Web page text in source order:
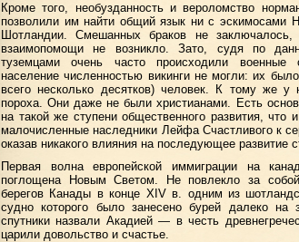
Кроме того, необузданность и вероломство
позволили им найти общий язык ни с эскимосами
Шотландии. Смешанных браков не
взаимопомощи не возникло. Зато, судя по
туземцами очень часто происходили военные
население численностью викинги не могли: их
всего несколько десятков) человек. К тому же у
пороха. Они даже не были христианами. Есть
на такой же ступени общественного развития,
малочисленные наследники Лейфа Счастливого к
оказав никакого влияния на последующее развитие
Первая волна европейской иммиграции на
поглощена Новым Светом. Не повлекло за
берегов Канады в конце XIV в. одним из
судно которого было занесено бурей далеко
спутники назвали Акадией — в честь
царили довольство и счастье.